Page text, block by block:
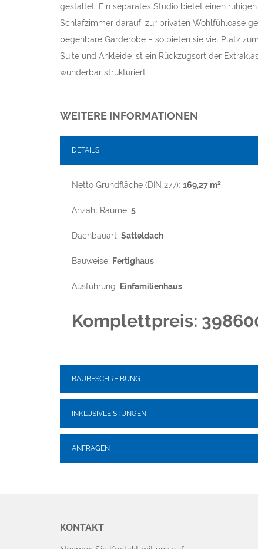
gestaltet. Ein separates Studio bietet einen
Schlafzimmer darauf, zur privaten Wohlfühloase
begehbare Garderobe – so bieten sie viel Platz
Suite und Ankleide ist ein Rückzugsort der
wunderbar strukturiert.
WEITERE INFORMATIONEN
DETAILS
Netto Grundfläche (DIN 277): 169,27 m²
Anzahl Räume: 5
Dachbauart: Satteldach
Bauweise: Fertighaus
Ausführung: Einfamilienhaus
Komplettpreis:
BAUBESCHREIBUNG
INKLUSIVLEISTUNGEN
ANFRAGEN
KONTAKT